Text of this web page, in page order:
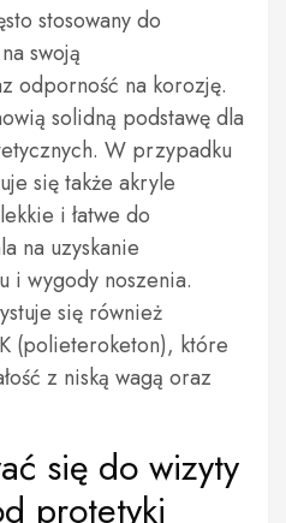
stosowany do
swoją
odporność na korozję.
solidną podstawę dla
W przypadku
się także akryle
i łatwe do
na uzyskanie
i wygody noszenia.
się również
(polieteroketon), które
z niską wagą oraz
się do wizyty
protetyki